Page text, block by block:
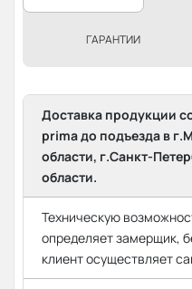
ГАРАНТИИ
Доставка продукции
prima до подъезда в
области, г.Санкт-
области.
Техническую
определяет замерщик,
клиент осуществляет